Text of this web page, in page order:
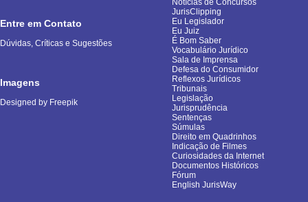
Entre em Contato
Dúvidas, Críticas e Sugestões
Imagens
Designed by Freepik
Notícias de Concursos
JurisClipping
Eu Legislador
Eu Juiz
É Bom Saber
Vocabulário Jurídico
Sala de Imprensa
Defesa do Consumidor
Reflexos Jurídicos
Tribunais
Legislação
Jurisprudência
Sentenças
Súmulas
Direito em Quadrinhos
Indicação de Filmes
Curiosidades da Internet
Documentos Históricos
Fórum
English JurisWay